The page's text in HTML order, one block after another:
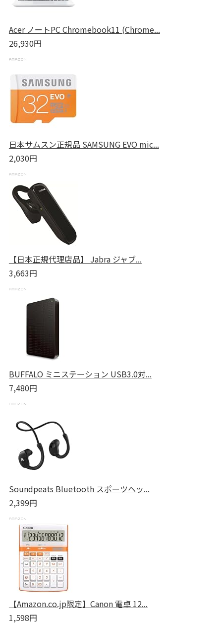
Acer ノートPC Chromebook11 (Chrome...
26,930円
日本サムスン正規品 SAMSUNG EVO mic...
2,030円
【日本正規代理店品】 Jabra ジャブ...
3,663円
BUFFALO ミニステーション USB3.0対...
7,480円
Soundpeats Bluetooth スポーツヘッ...
2,399円
【Amazon.co.jp限定】Canon 電卓 12...
1,598円